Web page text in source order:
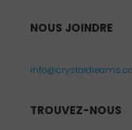
NOUS JOINDRE
info@crystaldreams.ca
TROUVEZ-NOUS